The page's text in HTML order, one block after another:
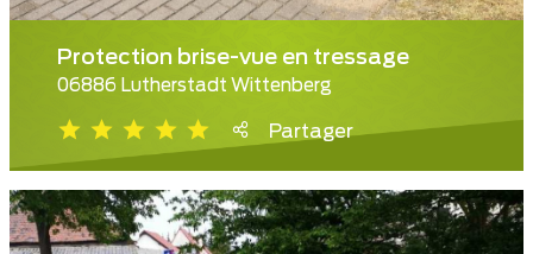
Protection brise-vue en tressage
06886 Lutherstadt Wittenberg
Partager